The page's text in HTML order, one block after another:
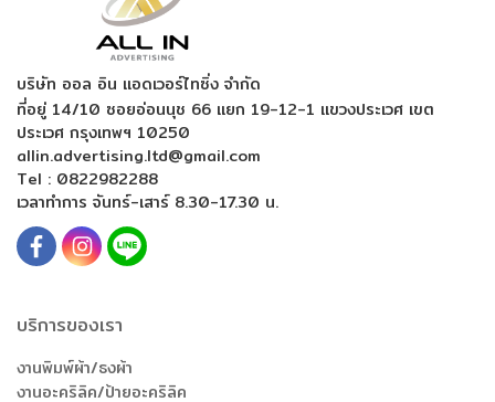
บริษัท ออล อิน แอดเวอร์ไทซิ่ง จำกัด
ที่อยู่ 14/10 ซอยอ่อนนุช 66 แยก 19-12-1 แขวงประเวศ เขต
ประเวศ กรุงเทพฯ 10250
allin.advertising.ltd@gmail.com
Tel : 0822982288
เวลาทำการ จันทร์-เสาร์ 8.30-17.30 น.
บริการของเรา
งานพิมพ์ผ้า/ธงผ้า
งานอะคริลิค/ป้ายอะคริลิค